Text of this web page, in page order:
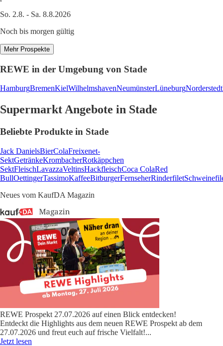
So. 2.8. - Sa. 8.8.2026
Noch bis morgen gültig
Mehr Prospekte
REWE in der Umgebung von Stade
HamburgBremenKielWilhelmshavenNeumünsterLüneburgNorderstedt
Supermarkt Angebote in Stade
Beliebte Produkte in Stade
Jack DanielsBierColaFreixenet-
SektGetränkeKrombacherRotkäppchen
SektFleischLavazzaVeltinsHackfleischCoca ColaRed
BullOettingerTassimoKaffeeBitburgerFernseherRinderfilet
Neues vom KaufDA Magazin
REWE Prospekt 27.07.2026 auf einen Blick entdecken!
Entdeckt die Highlights aus dem neuen REWE Prospekt ab dem
27.07.2026 und freut euch auf frische Vielfalt!...
Jetzt lesen